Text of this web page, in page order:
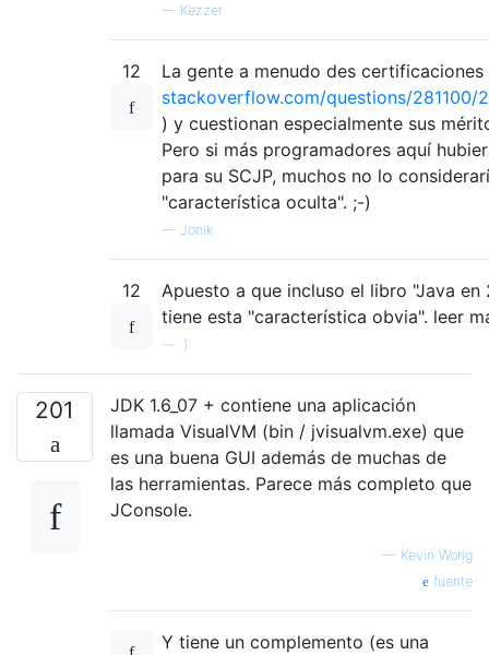
— Kezzer
12
La gente a menudo des
stackoverflow.com/questions/281100/
) y cuestionan especialmente sus
Pero si más programadores aquí
para su SCJP, muchos no lo
"característica oculta". ;-)
— Jonik
12
Apuesto a que incluso el libro "Java en
tiene esta "característica obvia". leer
:)
201
JDK 1.6_07 + contiene una aplicación
llamada VisualVM (bin / jvisualvm.exe) que
es una buena GUI además de muchas de
las herramientas. Parece más completo que
JConsole.
— Kevin Wong
fuente
Y tiene un complemento (es una